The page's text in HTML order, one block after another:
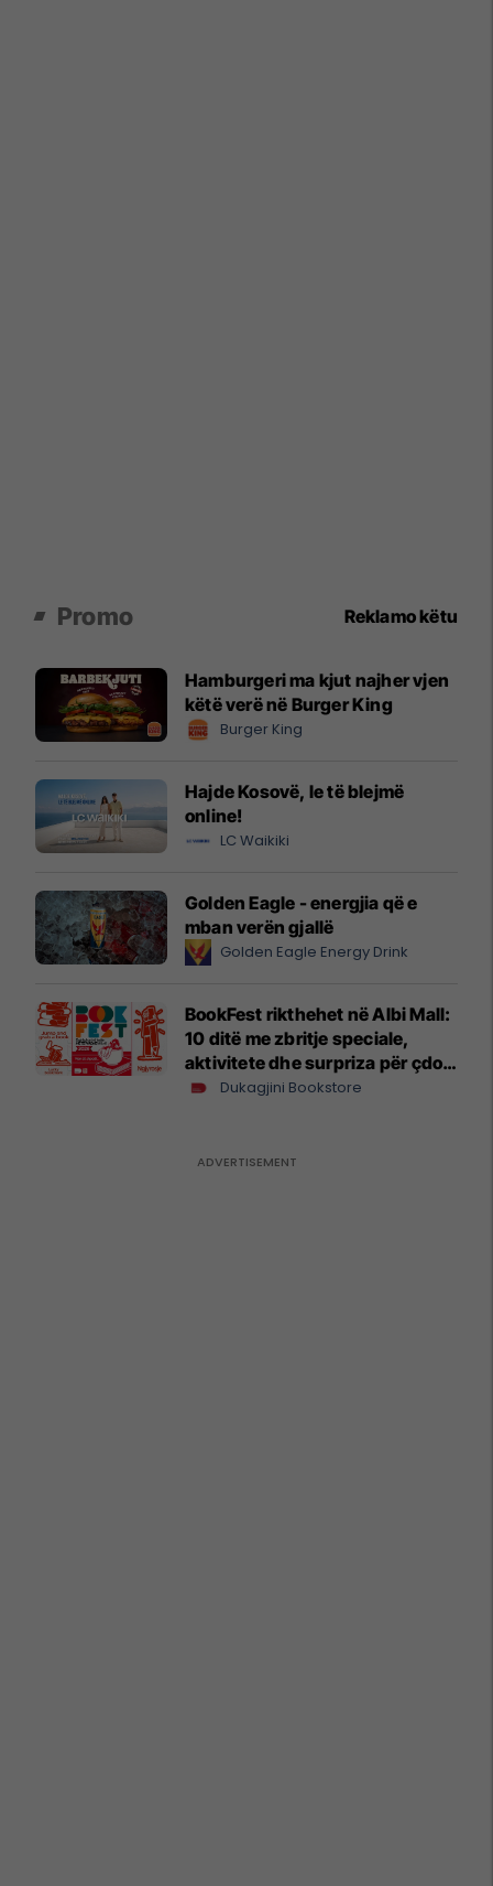
Promo Reklamo këtu
Hamburgeri ma kjut najher vjen
këtë verë në Burger King
Burger King
Hajde Kosovë, le të blejmë
online!
LC Waikiki
Golden Eagle - energjia që e
mban verën gjallë
Golden Eagle Energy Drink
BookFest rikthehet në Albi Mall:
10 ditë me zbritje speciale,
aktivitete dhe surpriza për çdo
lexuesDukagjini Bookstore